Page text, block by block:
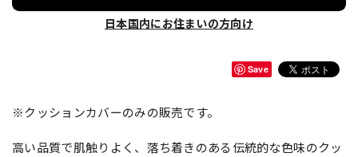
日本国内にお住まいの方向け
Save
※クッションカバーのみの販売です。
高い品質で肌触りよく、落ち着きのある伝統的な色味のクッ